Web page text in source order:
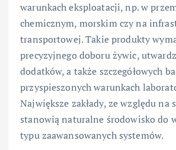
warunkach eksploatacji, np. w
chemicznym, morskim czy na
transportowej. Takie produkty
precyzyjnego doboru żywic,
dodatków, a także szczegółowych
przyspieszonych warunkach
Największe zakłady, ze względu na
stanowią naturalne środowisko do
typu zaawansowanych systemów.